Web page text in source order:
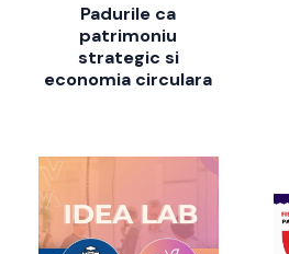
Padurile ca
patrimoniu
strategic si
economia circulara